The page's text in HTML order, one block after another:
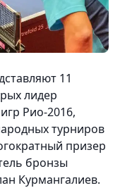
11
лидер
Рио-2016,
турниров
призер
бронзы
Курмангалиев.